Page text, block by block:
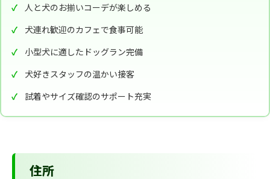
人と犬のお揃いコーデが楽しめる
犬連れ歓迎のカフェで食事可能
小型犬に適したドッグラン完備
犬好きスタッフの温かい接客
試着やサイズ確認のサポート充実
住所